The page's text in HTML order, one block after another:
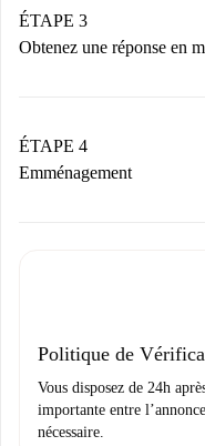
Nous ne vous
n’aura pas accepté.
ÉTAPE 3
Obtenez une réponse en
contact avec le
Si refusé : aucun
Justificatif de
ÉTAPE 4
Emménagement
uniquement si
Politique de
Vous disposez de 24h
importante entre
nécessaire.